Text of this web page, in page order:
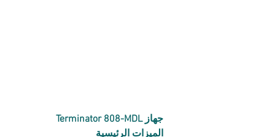
جهاز Terminator 808-MDL
الميزات الرئيسية